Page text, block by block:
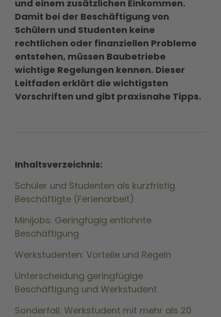
und einem zusätzlichen Einkommen.
Damit bei der Beschäftigung von
Schülern und Studenten keine
rechtlichen oder finanziellen Probleme
entstehen, müssen Baubetriebe
wichtige Regelungen kennen. Dieser
Leitfaden erklärt die wichtigsten
Vorschriften und gibt praxisnahe Tipps.
Inhaltsverzeichnis:
Schüler und Studenten als kurzfristig
Beschäftigte (Ferienarbeit)
Minijobs: Geringfügig entlohnte
Beschäftigung
Werkstudenten: Vorteile und Regeln
Unterscheidung geringfügige
Beschäftigung und Werkstudent
Sonderfall: Werkstudent mit mehr als 20